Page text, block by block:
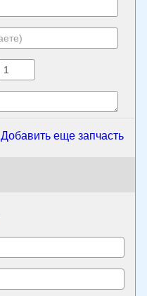
Добавить еще запчасть